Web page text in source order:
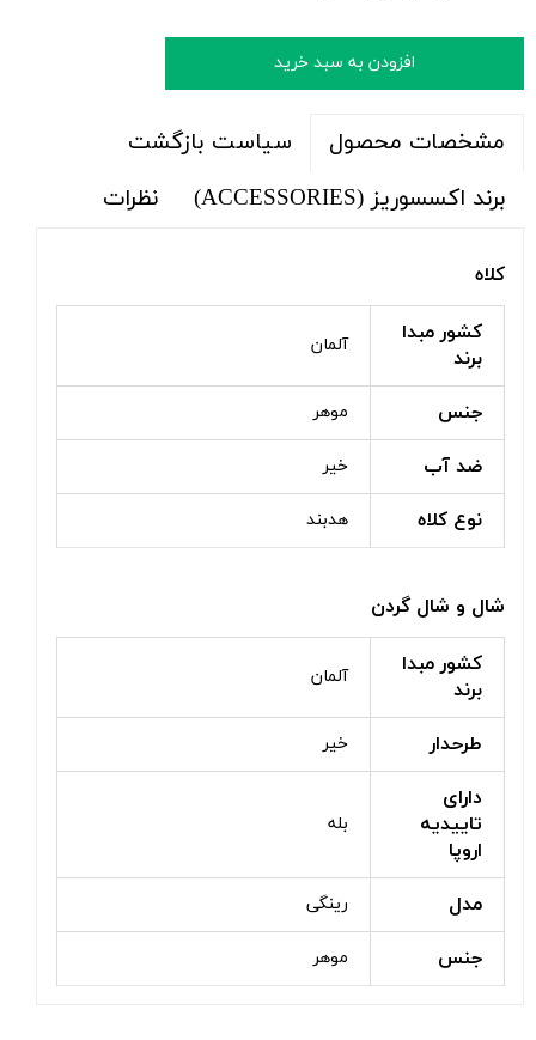
افزودن به سبد خرید
مشخصات محصول
سیاست بازگشت
برند اکسسوریز (ACCESSORIES)
نظرات
کلاه
کشور مبدا
برند
آلمان
جنس موهر
ضد آب خیر
نوع کلاه هدبند
شال و شال گردن
کشور مبدا
برند
آلمان
طرحدار خیر
دارای
تاییدیه
اروپا
بله
مدل رینگی
جنس موهر